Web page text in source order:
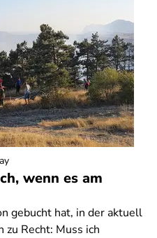
wenn es am
gebucht hat, in der aktuell
Recht: Muss ich